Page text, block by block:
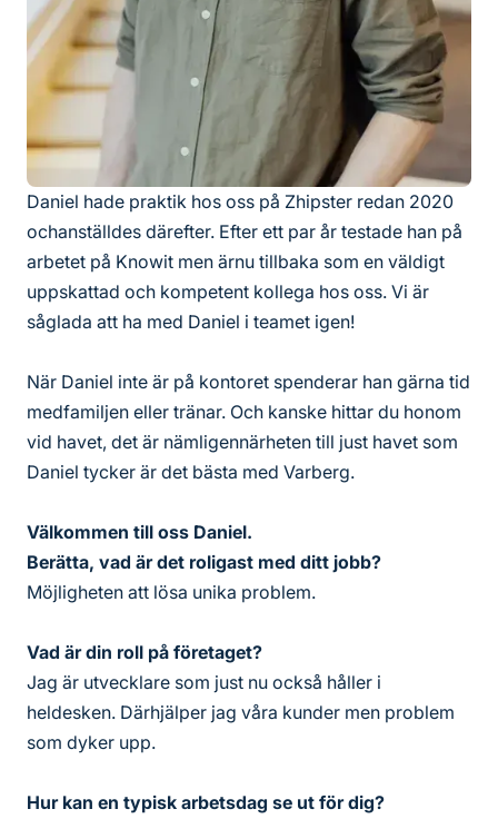
Daniel hade praktik hos oss på Zhipster redan 2020
ochanställdes därefter. Efter ett par år testade han på
arbetet på Knowit men ärnu tillbaka som en väldigt
uppskattad och kompetent kollega hos oss. Vi är
såglada att ha med Daniel i teamet igen!
När Daniel inte är på kontoret spenderar han gärna tid
medfamiljen eller tränar. Och kanske hittar du honom
vid havet, det är nämligennärheten till just havet som
Daniel tycker är det bästa med Varberg.
Välkommen till oss Daniel.
Berätta, vad är det roligast med ditt jobb?
Möjligheten att lösa unika problem.
Vad är din roll på företaget?
Jag är utvecklare som just nu också håller i
heldesken. Därhjälper jag våra kunder men problem
som dyker upp.
Hur kan en typisk arbetsdag se ut för dig?